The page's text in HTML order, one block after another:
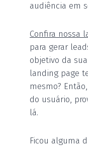
audiência em
Confira nossa
para gerar
objetivo da
landing page
mesmo?
do usuário,
lá.
Ficou alguma